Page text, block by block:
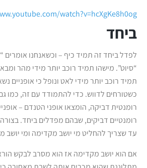
watch?v=hcXgKe8h0og
ביחד
לפדל ביחד זה תמיד כיף – וכשאנחנו אומרים
“סיוט”. מישהו תמיד רוכב יותר מידי מהר
תמיד רוכב יותר מידי לאט ונופל כי אופניים
כשטורחים לדווש. כדי להתמודד עם זה, כמו
רומנטית דביקה, הומצאו אופני הטנדם –
רומנטיים דביקים, שבהם מפדלים ביחד.
עד שצריך להחליט מי יושב מקדימה ומי יושב
אם הוא יושב מקדימה אז הוא מסרב לבקש